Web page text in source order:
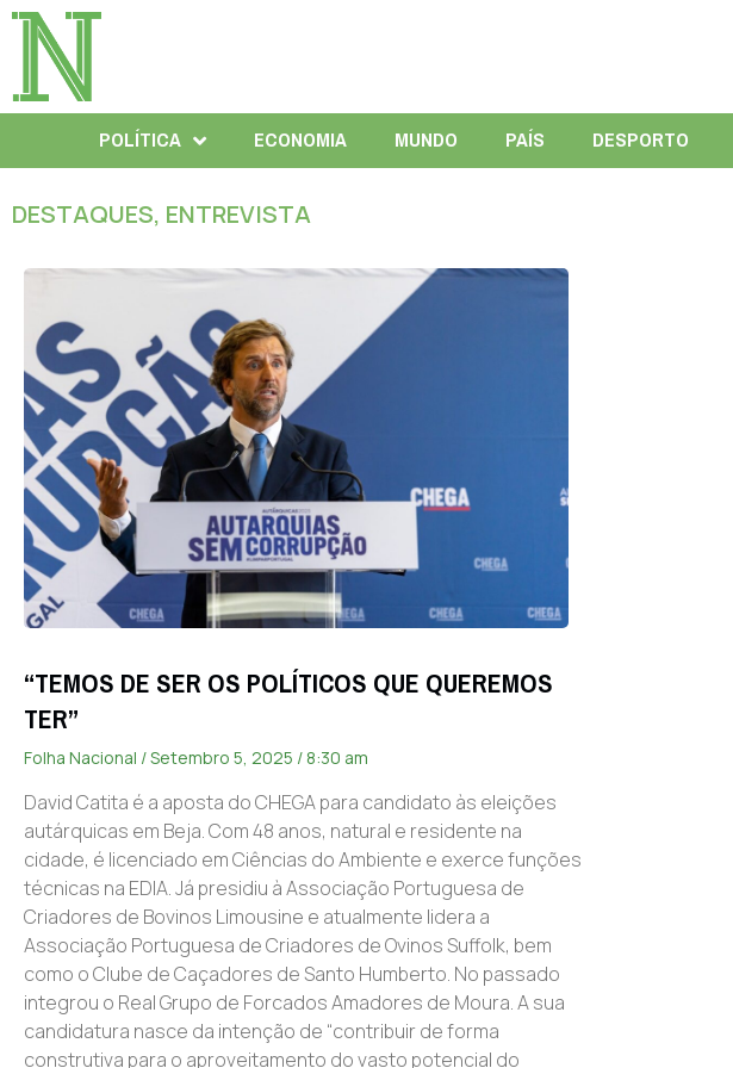
POLÍTICA ECONOMIA MUNDO PAÍS DESPORTO
DESTAQUES, ENTREVISTA
“TEMOS DE SER OS POLÍTICOS QUE QUEREMOS
TER”
Folha Nacional Setembro 5, 2025 8:30 am
David Catita é a aposta do CHEGA para candidato às eleições
autárquicas em Beja. Com 48 anos, natural e residente na
cidade, é licenciado em Ciências do Ambiente e exerce funções
técnicas na EDIA. Já presidiu à Associação Portuguesa de
Criadores de Bovinos Limousine e atualmente lidera a
Associação Portuguesa de Criadores de Ovinos Suffolk, bem
como o Clube de Caçadores de Santo Humberto. No passado
integrou o Real Grupo de Forcados Amadores de Moura. A sua
candidatura nasce da intenção de “contribuir de forma
construtiva para o aproveitamento do vasto potencial do